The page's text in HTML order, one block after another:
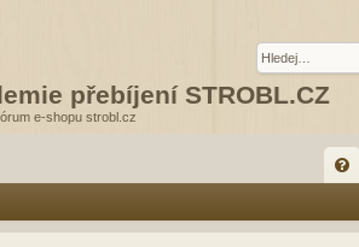
přebíjení STROBL.CZ
e-shopu strobl.cz
Q